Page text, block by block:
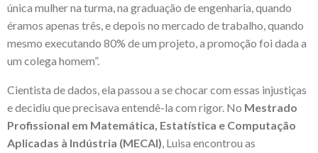
única mulher na turma, na graduação de engenharia, quando
éramos apenas três, e depois no mercado de trabalho, quando
mesmo executando 80% de um projeto, a promoção foi dada a
um colega homem”.
Cientista de dados, ela passou a se chocar com essas injustiças
e decidiu que precisava entendê-la com rigor. No Mestrado
Profissional em Matemática, Estatística e Computação
Aplicadas à Indústria (MECAI), Luisa encontrou as